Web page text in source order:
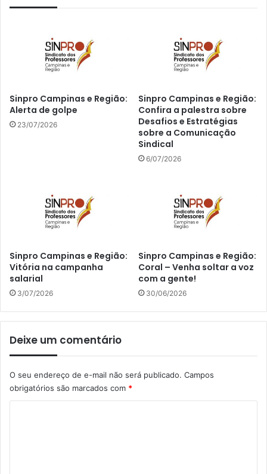
Sinpro Campinas e Região:
Alerta de golpe
23/07/2026
Sinpro Campinas e Região:
Confira a palestra sobre
Desafios e Estratégias
sobre a Comunicação
Sindical
6/07/2026
Sinpro Campinas e Região:
Vitória na campanha
salarial
3/07/2026
Sinpro Campinas e Região:
Coral – Venha soltar a voz
com a gente!
30/06/2026
Deixe um comentário
O seu endereço de e-mail não será publicado. Campos
obrigatórios são marcados com *